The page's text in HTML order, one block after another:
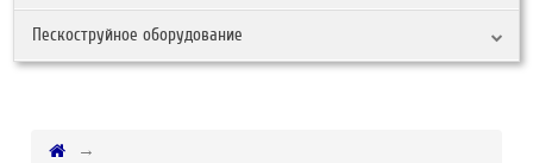
Пескоструйное оборудование